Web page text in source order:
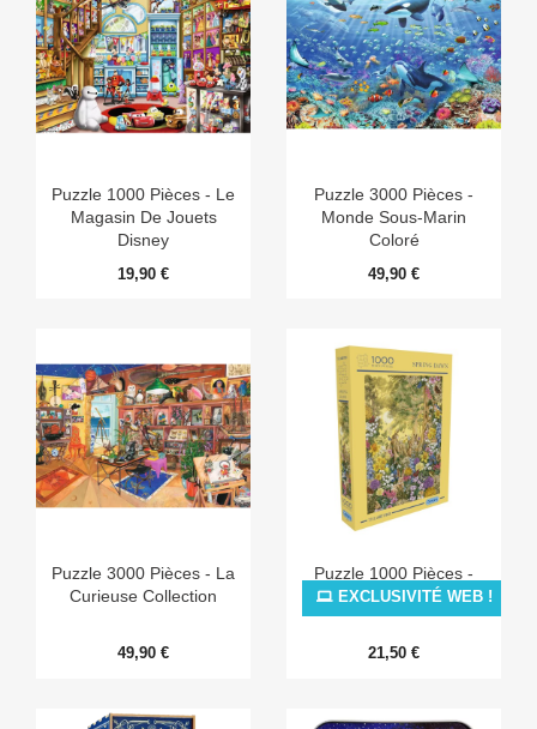
Puzzle 1000 Pièces - Le
Magasin De Jouets
Disney
19,90 €
Puzzle 3000 Pièces -
Monde Sous-Marin
Coloré
49,90 €
Puzzle 3000 Pièces - La
Curieuse Collection
49,90 €
Puzzle 1000 Pièces -
Spring Dawn
21,50 €
EXCLUSIVITÉ WEB !